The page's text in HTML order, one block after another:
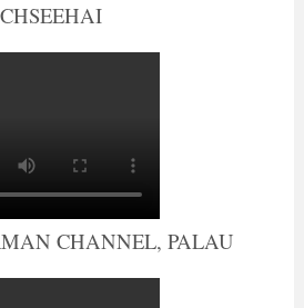
CHANNEL, PALAU